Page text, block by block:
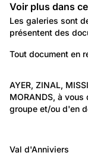
Galeries
Voir plus dans
Les galeries sont
présentent des
Politique et Société:
Tout document en
Lieux: Valais
Ayer, Mission
AYER, ZINAL,
MORANDS, à
groupe et/ou d'en
Ayer, ses
Lieux: Valais
Val d'Anniviers